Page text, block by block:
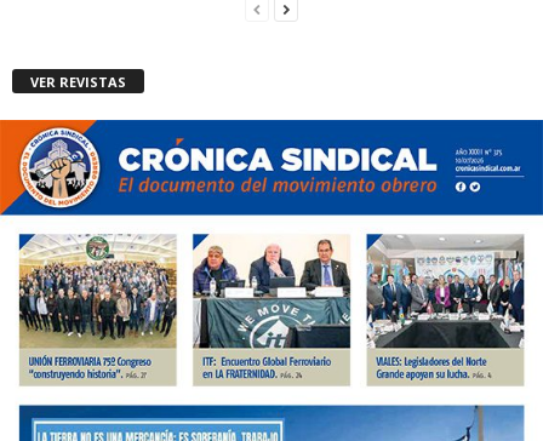
VER REVISTAS